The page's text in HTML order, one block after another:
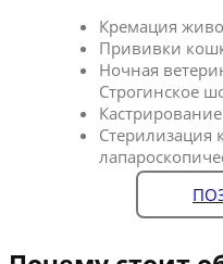
Кремация
Прививки
Ночная
Строгинское
Стерилизация